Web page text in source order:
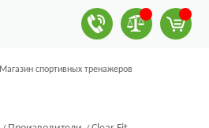
Магазин спортивных тренажеров